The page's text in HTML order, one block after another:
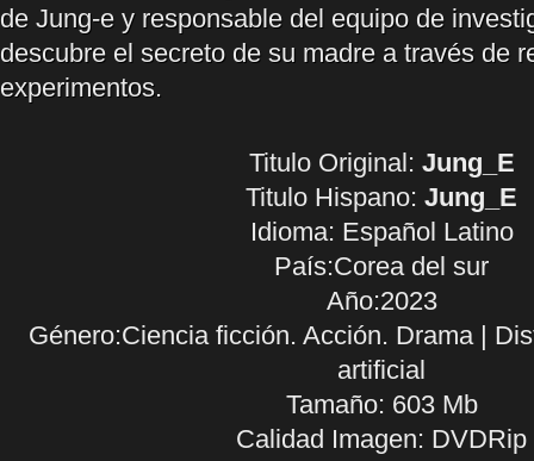
de Jung-e y responsable del equipo de
descubre el secreto de su madre a través de
experimentos.
Titulo Original: Jung_E
Titulo Hispano: Jung_E
Idioma: Español Latino
País:Corea del sur
Año:2023
Género:Ciencia ficción. Acción. Drama |
artificial
Tamaño: 603 Mb
Calidad Imagen: DVDRip